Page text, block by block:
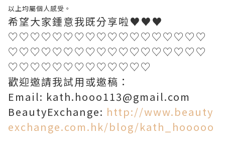
以上均屬個人感受。
希望大家鍾意我既分享啦♥♥♥
♡♡♡♡♡♡♡♡♡♡♡♡♡♡♡♡♡♡
♡♡♡♡♡♡♡♡♡♡♡♡♡♡♡♡♡♡
♡♡♡♡♡♡♡♡♡♡♡♡♡
歡迎邀請我試用或邀稿：
Email: kath.hooo113@gmail.com
BeautyExchange: http://www.beauty
exchange.com.hk/blog/kath_hooooo